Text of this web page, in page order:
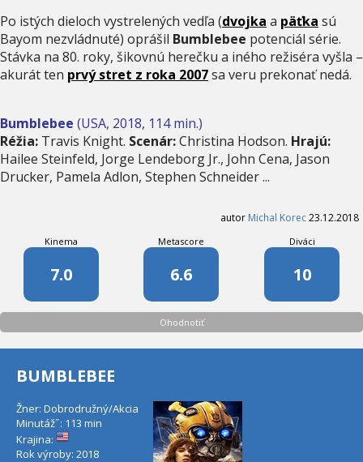
Po istých dieloch vystrelených vedľa (dvojka a päťka sú
Bayom nezvládnuté) oprášil Bumblebee potenciál série.
Stávka na 80. roky, šikovnú herečku a iného režiséra vyšla –
akurát ten prvý stret z roka 2007sa veru prekonať nedá.
Bumblebee (USA, 2018, 114 min.)
Réžia: Travis Knight. Scenár:Christina Hodson. Hrajú:
Hailee Steinfeld, Jorge Lendeborg Jr., John Cena, Jason
Drucker, Pamela Adlon, Stephen Schneider ...
autor Michal Korec23.12.2018
Kinema
7.0
Metascore
6.6
Diváci
10
Ohodnotiť
BUMBLEBEE
Žner: Dobrodružný/Akcia
Minutáž˝: 113 min
Krajina:
Rok výroby: 2018